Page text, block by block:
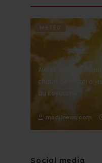
METÉO
Alerte Météo :
chaud de mardi à
du Royaume
medi1news.com
Social media